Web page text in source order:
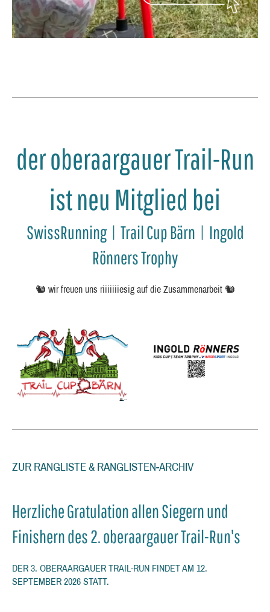
der oberaargauer Trail-Run
ist neu Mitglied bei
SwissRunning | Trail Cup Bärn | Ingold
Rönners Trophy
🐿️ wir freuen uns riiiiiiiesig auf die Zusammenarbeit 🐿️
ZUR RANGLISTE & RANGLISTEN-ARCHIV
Herzliche Gratulation allen Siegern und
Finishern des 2. oberaargauer Trail-Run's
DER 3. OBERAARGAUER TRAIL-RUN FINDET AM 12.
SEPTEMBER 2026 STATT.